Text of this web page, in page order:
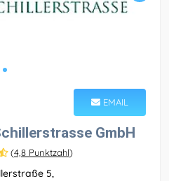
EMAIL
GmbH
(4,8 Punktzahl)
5,